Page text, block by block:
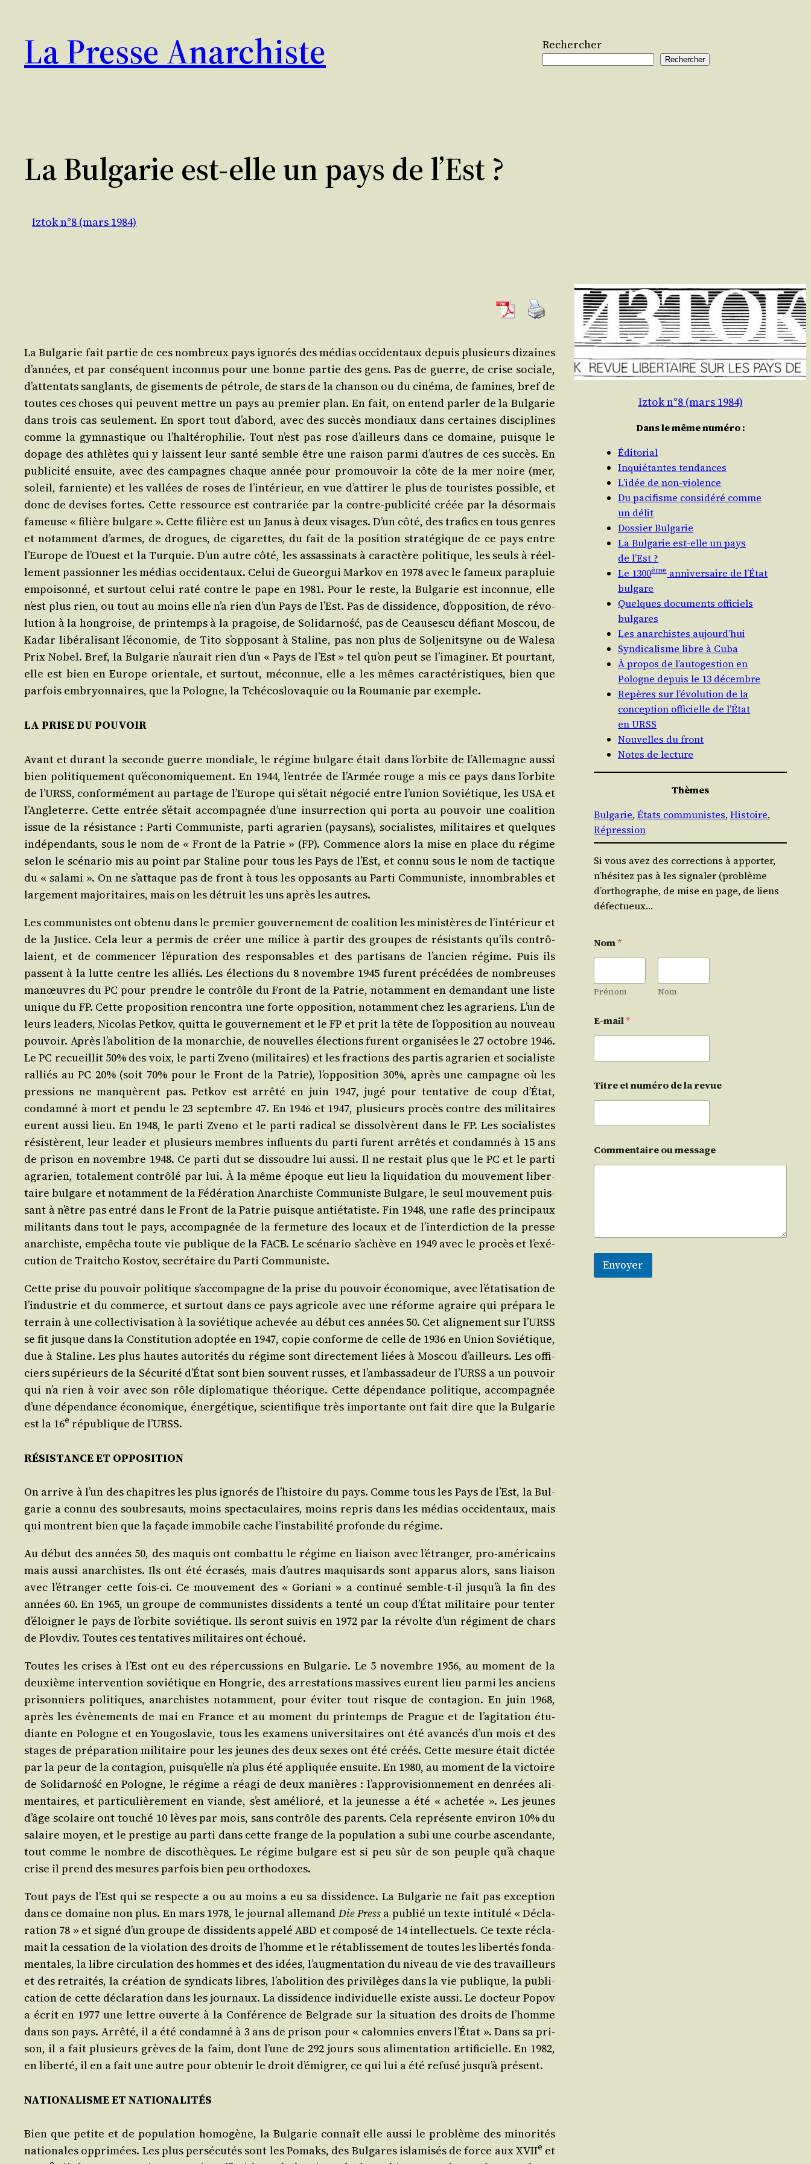
contenu
La Presse Anarchiste Rechercher
Rechercher
La Bulgarie est-elle un pays de l’Est ?
Iztok n°8 (mars 1984)
La Bul­ga­rie fait par­tie de ces nom­breux pays igno­rés des médias occi­den­taux depuis plu­sieurs dizaines
d’an­nées, et par consé­quent incon­nus pour une bonne par­tie des gens. Pas de guerre, de crise sociale,
d’at­ten­tats san­glants, de gise­ments de pétrole, de stars de la chan­son ou du ciné­ma, de famines, bref de
toutes ces choses qui peuvent mettre un pays au pre­mier plan. En fait, on entend par­ler de la Bul­ga­rie
dans trois cas seule­ment. En sport tout d’a­bord, avec des suc­cès mon­diaux dans cer­taines dis­ci­plines
comme la gym­nas­tique ou l’hal­té­ro­phi­lie. Tout n’est pas rose d’ailleurs dans ce domaine, puisque le
dopage des ath­lètes qui y laissent leur san­té semble être une rai­son par­mi d’autres de ces suc­cès. En
publi­ci­té ensuite, avec des cam­pagnes chaque année pour pro­mou­voir la côte de la mer noire (mer,
soleil, far­niente) et les val­lées de roses de l’in­té­rieur, en vue d’at­ti­rer le plus de tou­ristes pos­sible, et
donc de devises fortes. Cette res­source est contra­riée par la contre-publi­ci­té créée par la désor­mais
fameuse « filière bul­gare ». Cette filière est un Janus à deux visages. D’un côté, des tra­fics en tous genres
et notam­ment d’armes, de drogues, de ciga­rettes, du fait de la posi­tion stra­té­gique de ce pays entre
l’Eu­rope de l’Ouest et la Tur­quie. D’un autre côté, les assas­si­nats à carac­tère poli­tique, les seuls à réel­
le­ment pas­sion­ner les médias occi­den­taux. Celui de Gueor­gui Mar­kov en 1978 avec le fameux para­pluie
empoi­son­né, et sur­tout celui raté contre le pape en 1981. Pour le reste, la Bul­ga­rie est incon­nue, elle
n’est plus rien, ou tout au moins elle n’a rien d’un Pays de l’Est. Pas de dis­si­dence, d’op­po­si­tion, de révo­
lu­tion à la hon­groise, de prin­temps à la pra­goise, de Soli­dar­ność, pas de Ceau­ses­cu défiant Mos­cou, de
Kadar libé­ra­li­sant l’é­co­no­mie, de Tito s’op­po­sant à Sta­line, pas non plus de Sol­je­nit­syne ou de Wale­sa
Prix Nobel. Bref, la Bul­ga­rie n’au­rait rien d’un « Pays de l’Est » tel qu’on peut se l’i­ma­gi­ner. Et pour­tant,
elle est bien en Europe orien­tale, et sur­tout, mécon­nue, elle a les mêmes carac­té­ris­tiques, bien que
par­fois embryon­naires, que la Pologne, la Tché­co­slo­va­quie ou la Rou­ma­nie par exemple.
LA PRISE DU POUVOIR
Avant et durant la seconde guerre mon­diale, le régime bul­gare était dans l’or­bite de l’Al­le­magne aus­si
bien poli­ti­que­ment qu’é­co­no­mi­que­ment. En 1944, l’en­trée de l’Ar­mée rouge a mis ce pays dans l’or­bite
de l’URSS, confor­mé­ment au par­tage de l’Eu­rope qui s’é­tait négo­cié entre l’u­nion Sovié­tique, les USA et
l’An­gle­terre. Cette entrée s’é­tait accom­pa­gnée d’une insur­rec­tion qui por­ta au pou­voir une coa­li­tion
issue de la résis­tance : Par­ti Com­mu­niste, par­ti agra­rien (pay­sans), socia­listes, mili­taires et quelques
indé­pen­dants, sous le nom de « Front de la Patrie » (FP). Com­mence alors la mise en place du régime
selon le scé­na­rio mis au point par Sta­line pour tous les Pays de l’Est, et connu sous le nom de tac­tique
du « sala­mi ». On ne s’at­taque pas de front à tous les oppo­sants au Par­ti Com­mu­niste, innom­brables et
lar­ge­ment majo­ri­taires, mais on les détruit les uns après les autres.
Les com­mu­nistes ont obte­nu dans le pre­mier gou­ver­ne­ment de coa­li­tion les minis­tères de l’in­té­rieur et
de la Jus­tice. Cela leur a per­mis de créer une milice à par­tir des groupes de résis­tants qu’ils contrô­
laient, et de com­men­cer l’é­pu­ra­tion des res­pon­sables et des par­ti­sans de l’an­cien régime. Puis ils
passent à la lutte centre les alliés. Les élec­tions du 8 novembre 1945 furent pré­cé­dées de nom­breuses
manœuvres du PC pour prendre le contrôle du Front de la Patrie, notam­ment en deman­dant une liste
unique du FP. Cette pro­po­si­tion ren­con­tra une forte oppo­si­tion, notam­ment chez les agra­riens. L’un de
leurs lea­ders, Nico­las Pet­kov, quit­ta le gou­ver­ne­ment et le FP et prit la tête de l’op­po­si­tion au nou­veau
pou­voir. Après l’a­bo­li­tion de la monar­chie, de nou­velles élec­tions furent orga­ni­sées le 27 octobre 1946.
Le PC recueillit 50% des voix, le par­ti Zve­no (mili­taires) et les frac­tions des par­tis agra­rien et socia­liste
ral­liés au PC 20% (soit 70% pour le Front de la Patrie), l’op­po­si­tion 30%, après une cam­pagne où les
pres­sions ne man­quèrent pas. Pet­kov est arrê­té en juin 1947, jugé pour ten­ta­tive de coup d’É­tat,
condam­né à mort et pen­du le 23 sep­tembre 47. En 1946 et 1947, plu­sieurs pro­cès contre des mili­taires
eurent aus­si lieu. En 1948, le par­ti Zve­no et le par­ti radi­cal se dis­sol­vèrent dans le FP. Les socia­listes
résis­tèrent, leur lea­der et plu­sieurs membres influents du par­ti furent arrê­tés et condam­nés à 15 ans
de pri­son en novembre 1948. Ce par­ti dut se dis­soudre lui aus­si. Il ne res­tait plus que le PC et le par­ti
agra­rien, tota­le­ment contrô­lé par lui. À la même époque eut lieu la liqui­da­tion du mou­ve­ment liber­
taire bul­gare et notam­ment de la Fédé­ra­tion Anar­chiste Com­mu­niste Bul­gare, le seul mou­ve­ment puis­
sant à n’être pas entré dans le Front de la Patrie puisque anti­éta­tiste. Fin 1948, une rafle des prin­ci­paux
mili­tants dans tout le pays, accom­pa­gnée de la fer­me­ture des locaux et de l’in­ter­dic­tion de la presse
anar­chiste, empê­cha toute vie publique de la FACB. Le scé­na­rio s’a­chève en 1949 avec le pro­cès et l’exé­
cu­tion de Trait­cho Kos­tov, secré­taire du Par­ti Communiste.
Cette prise du pou­voir poli­tique s’ac­com­pagne de la prise du pou­voir éco­no­mique, avec l’é­ta­ti­sa­tion de
l’in­dus­trie et du com­merce, et sur­tout dans ce pays agri­cole avec une réforme agraire qui pré­pa­ra le
ter­rain à une col­lec­ti­vi­sa­tion à la sovié­tique ache­vée au début ces années 50. Cet ali­gne­ment sur l’URSS
se fit jusque dans la Consti­tu­tion adop­tée en 1947, copie conforme de celle de 1936 en Union Sovié­tique,
due à Sta­line. Les plus hautes auto­ri­tés du régime sont direc­te­ment liées à Mos­cou d’ailleurs. Les offi­
ciers supé­rieurs de la Sécu­ri­té d’É­tat sont bien sou­vent russes, et l’am­bas­sa­deur de l’URSS a un pou­voir
qui n’a rien à voir avec son rôle diplo­ma­tique théo­rique. Cette dépen­dance poli­tique, accom­pa­gnée
d’une dépen­dance éco­no­mique, éner­gé­tique, scien­ti­fique très impor­tante ont fait dire que la Bul­ga­rie
est la 16e répu­blique de l’URSS.
RÉSISTANCE ET OPPOSITION
On arrive à l’un des cha­pitres les plus igno­rés de l’his­toire du pays. Comme tous les Pays de l’Est, la Bul­
ga­rie a connu des sou­bre­sauts, moins spec­ta­cu­laires, moins repris dans les médias occi­den­taux, mais
qui montrent bien que la façade immo­bile cache l’ins­ta­bi­li­té pro­fonde du régime.
Au début des années 50, des maquis ont com­bat­tu le régime en liai­son avec l’é­tran­ger, pro-amé­ri­cains
mais aus­si anar­chistes. Ils ont été écra­sés, mais d’autres maqui­sards sont appa­rus alors, sans liai­son
avec l’é­tran­ger cette fois-ci. Ce mou­ve­ment des « Goria­ni » a conti­nué semble-t-il jus­qu’à la fin des
années 60. En 1965, un groupe de com­mu­nistes dis­si­dents a ten­té un coup d’É­tat mili­taire pour ten­ter
d’é­loi­gner le pays de l’or­bite sovié­tique. Ils seront sui­vis en 1972 par la révolte d’un régi­ment de chars
de Plov­div. Toutes ces ten­ta­tives mili­taires ont échoué.
Toutes les crises à l’Est ont eu des réper­cus­sions en Bul­ga­rie. Le 5 novembre 1956, au moment de la
deuxième inter­ven­tion sovié­tique en Hon­grie, des arres­ta­tions mas­sives eurent lieu par­mi les anciens
pri­son­niers poli­tiques, anar­chistes notam­ment, pour évi­ter tout risque de conta­gion. En juin 1968,
après les évè­ne­ments de mai en France et au moment du prin­temps de Prague et de l’a­gi­ta­tion étu­
diante en Pologne et en You­go­sla­vie, tous les exa­mens uni­ver­si­taires ont été avan­cés d’un mois et des
stages de pré­pa­ra­tion mili­taire pour les jeunes des deux sexes ont été créés. Cette mesure était dic­tée
par la peur de la conta­gion, puis­qu’elle n’a plus été appli­quée ensuite. En 1980, au moment de la vic­toire
de Soli­dar­ność en Pologne, le régime a réagi de deux manières : l’ap­pro­vi­sion­ne­ment en den­rées ali­
men­taires, et par­ti­cu­liè­re­ment en viande, s’est amé­lio­ré, et la jeu­nesse a été « ache­tée ». Les jeunes
d’âge sco­laire ont tou­ché 10 lèves par mois, sans contrôle des parents. Cela repré­sente envi­ron 10% du
salaire moyen, et le pres­tige au par­ti dans cette frange de la popu­la­tion a subi une courbe ascen­dante,
tout comme le nombre de dis­co­thèques. Le régime bul­gare est si peu sûr de son peuple qu’à chaque
crise il prend des mesures par­fois bien peu orthodoxes.
Tout pays de l’Est qui se res­pecte a ou au moins a eu sa dis­si­dence. La Bul­ga­rie ne fait pas excep­tion
dans ce domaine non plus. En mars 1978, le jour­nal alle­mand Die Pressa publié un texte inti­tu­lé « Décla­
ra­tion 78 » et signé d’un groupe de dis­si­dents appe­lé ABD et com­po­sé de 14 intel­lec­tuels. Ce texte récla­
mait la ces­sa­tion de la vio­la­tion des droits de l’homme et le réta­blis­se­ment de toutes les liber­tés fon­da­
men­tales, la libre cir­cu­la­tion des hommes et des idées, l’aug­men­ta­tion du niveau de vie des tra­vailleurs
et des retrai­tés, la créa­tion de syn­di­cats libres, l’a­bo­li­tion des pri­vi­lèges dans la vie publique, la publi­
ca­tion de cette décla­ra­tion dans les jour­naux. La dis­si­dence indi­vi­duelle existe aus­si. Le doc­teur Popov
a écrit en 1977 une lettre ouverte à la Confé­rence de Bel­grade sur la situa­tion des droits de l’homme
dans son pays. Arrê­té, il a été condam­né à 3 ans de pri­son pour « calom­nies envers l’É­tat ». Dans sa pri­
son, il a fait plu­sieurs grèves de la faim, dont l’une de 292 jours sous ali­men­ta­tion arti­fi­cielle. En 1982,
en liber­té, il en a fait une autre pour obte­nir le droit d’é­mi­grer, ce qui lui a été refu­sé jus­qu’à présent.
NATIONALISME ET NATIONALITÉS
Bien que petite et de popu­la­tion homo­gène, la Bul­ga­rie connaît elle aus­si le pro­blème des mino­ri­tés
natio­nales oppri­mées. Les plus per­sé­cu­tés sont les Pomaks, des Bul­gares isla­mi­sés de force aux XVIIe et
Iztok n°8 (mars 1984)
Dans le même numéro :
Éditorial
Inquiétantes tendances
L’idée de non-violence
Du pacifisme considéré comme
un délit
Dossier Bulgarie
La Bulgarie est-elle un pays
de l’Est ?
Le 1300èmeanniversaire de l’État
bulgare
Quelques documents officiels
bulgares
Les anarchistes aujourd’hui
Syndicalisme libre à Cuba
À propos de l’autogestion en
Pologne depuis le 13 décembre
Repères sur l’évolution de la
conception officielle de l’État
en URSS
Nouvelles du front
Notes de lecture
Thèmes
Bulgarie, États communistes, Histoire
Répression
Si vous avez des corrections à apporter,
n’hésitez pas à les signaler (problème
d’orthographe, de mise en page, de liens
défectueux…
Nom*
Prénom Nom
E-mail*
Titre et numéro de la revue
Commentaire ou message
Envoyer